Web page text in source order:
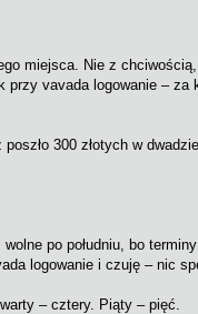
miejsca. Nie z
vavada logowanie –
300 złotych w
po południu, bo
logowanie i czuję – nic
– cztery. Piąty – pięć.